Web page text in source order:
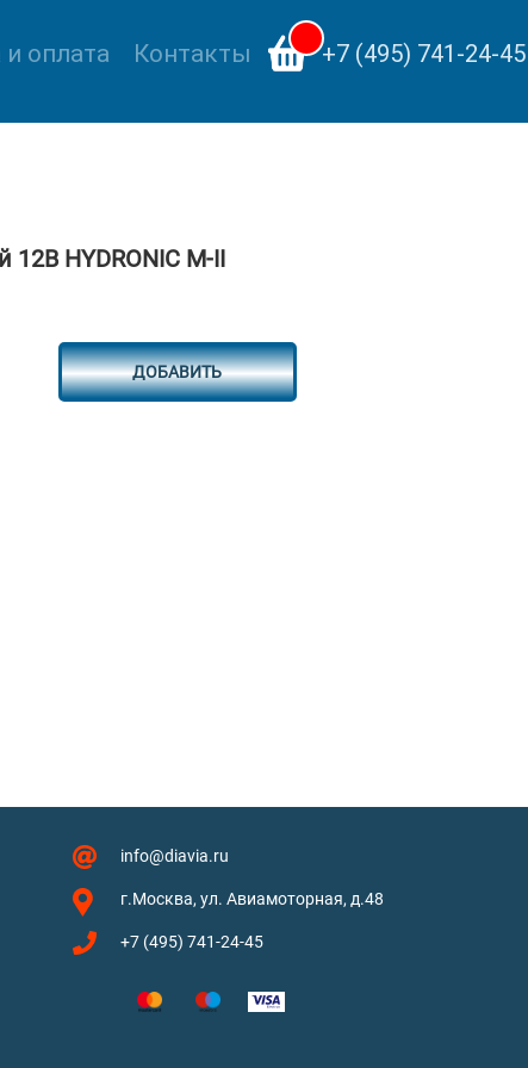
оплата Контакты +7 (495) 741-24-45
HYDRONIC M-II
ДОБАВИТЬ
info@diavia.ru
г.Москва, ул. Авиамоторная, д.48
+7 (495) 741-24-45